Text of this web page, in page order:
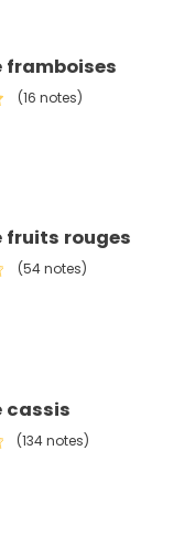
framboises
(16 notes)
fruits rouges
(54 notes)
cassis
(134 notes)